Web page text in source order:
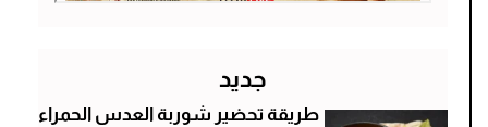
جديد
طريقة تحضير شوربة العدس الحمراء